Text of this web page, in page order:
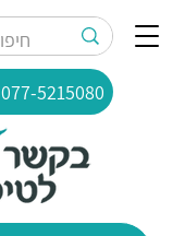
077-5215080